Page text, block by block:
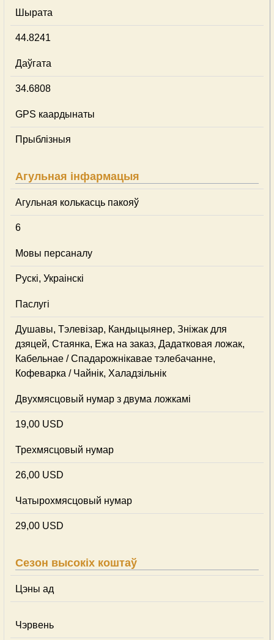
Шырата
44.8241
Даўгата
34.6808
GPS каардынаты
Прыблізныя
Агульная інфармацыя
Агульная колькасць пакояў
6
Мовы персаналу
Рускі, Украінскі
Паслугі
Душавы, Тэлевізар, Кандыцыянер, Зніжак для
дзяцей, Стаянка, Ежа на заказ, Дадатковая ложак,
Кабельнае / Спадарожнiкавае тэлебачанне,
Кофеварка / Чайнік, Халадзільнік
Двухмясцовый нумар з двума ложкамі
19,00 USD
Трехмясцовый нумар
26,00 USD
Чатырохмясцовый нумар
29,00 USD
Сезон высокіх коштаў
Цэны ад
Чэрвень